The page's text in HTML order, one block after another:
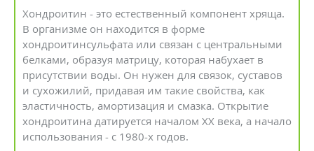
Хондроитин - это естественный компонент хряща.
В организме он находится в форме
хондроитинсульфата или связан с центральными
белками, образуя матрицу, которая набухает в
присутствии воды. Он нужен для связок, суставов
и сухожилий, придавая им такие свойства, как
эластичность, амортизация и смазка. Открытие
хондроитина датируется началом XX века, а начало
использования - с 1980-х годов.